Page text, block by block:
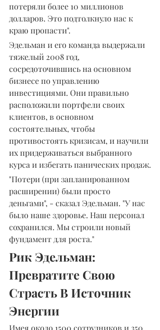
потеряли более 10 миллионов
долларов. Это подтолкнуло нас к
краю пропасти".
Эдельман и его команда выдержали
тяжелый 2008 год,
сосредоточившись на основном
бизнесе по управлению
инвестициями. Они правильно
расположили портфели своих
клиентов, в основном
состоятельных, чтобы
противостоять кризисам, и научили
их придерживаться выбранного
курса и избегать панических продаж.
"Потери (при запланированном
расширении) были просто
деньгами", - сказал Эдельман. "У нас
было наше здоровье. Наш персонал
сохранился. Мы строили новый
фундамент для роста."
Рик Эдельман:
Превратите Свою
Страсть В Источник
Энергии
Имея около 1500 сотрудников и 350